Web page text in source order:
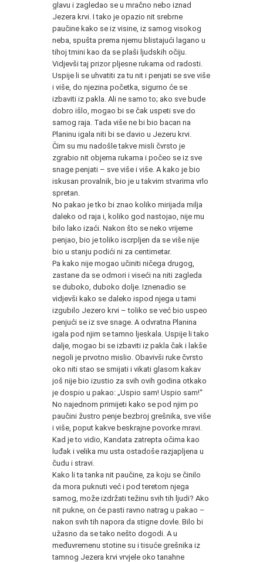
glavu i zagledao se u mračno nebo iznad
Jezera krvi. I tako je opazio nit srebrne
paučine kako se iz visine, iz samog visokog
neba, spušta prema njemu blistajući lagano u
tihoj tmini kao da se plaši ljudskih očiju.
Vidjevši taj prizor pljesne rukama od radosti.
Uspije li se uhvatiti za tu nit i penjati se sve više
i više, do njezina početka, sigurno će se
izbaviti iz pakla. Ali ne samo to; ako sve bude
dobro išlo, mogao bi se čak uspeti sve do
samog raja. Tada više ne bi bio bacan na
Planinu igala niti bi se davio u Jezeru krvi.
Čim su mu nadošle takve misli čvrsto je
zgrabio nit objema rukama i počeo se iz sve
snage penjati – sve više i više. A kako je bio
iskusan provalnik, bio je u takvim stvarima vrlo
spretan.
No pakao je tko bi znao koliko mirijada milja
daleko od raja i, koliko god nastojao, nije mu
bilo lako izaći. Nakon što se neko vrijeme
penjao, bio je toliko iscrpljen da se više nije
bio u stanju podići ni za centimetar.
Pa kako nije mogao učiniti ničega drugog,
zastane da se odmori i viseći na niti zagleda
se duboko, duboko dolje. Iznenadio se
vidjevši kako se daleko ispod njega u tami
izgubilo Jezero krvi – toliko se već bio uspeo
penjući se iz sve snage. A odvratna Planina
igala pod njim se tamno ljeskala. Uspije li tako
dalje, mogao bi se izbaviti iz pakla čak i lakše
negoli je prvotno mislio. Obavivši ruke čvrsto
oko niti stao se smijati i vikati glasom kakav
još nije bio izustio za svih ovih godina otkako
je dospio u pakao: „Uspio sam! Uspio sam!“
No najednom primijeti kako se pod njim po
paučini žustro penje bezbroj grešnika, sve više
i više, poput kakve beskrajne povorke mravi.
Kad je to vidio, Kandata zatrepta očima kao
luđak i velika mu usta ostadoše razjapljena u
čudu i stravi.
Kako li ta tanka nit paučine, za koju se činilo
da mora puknuti već i pod teretom njega
samog, može izdržati težinu svih tih ljudi? Ako
nit pukne, on će pasti ravno natrag u pakao –
nakon svih tih napora da stigne dovle. Bilo bi
užasno da se tako nešto dogodi. A u
međuvremenu stotine su i tisuće grešnika iz
tamnog Jezera krvi vrvjele oko tanahne